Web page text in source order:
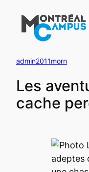
contenu
admin2011morn
Les
cache